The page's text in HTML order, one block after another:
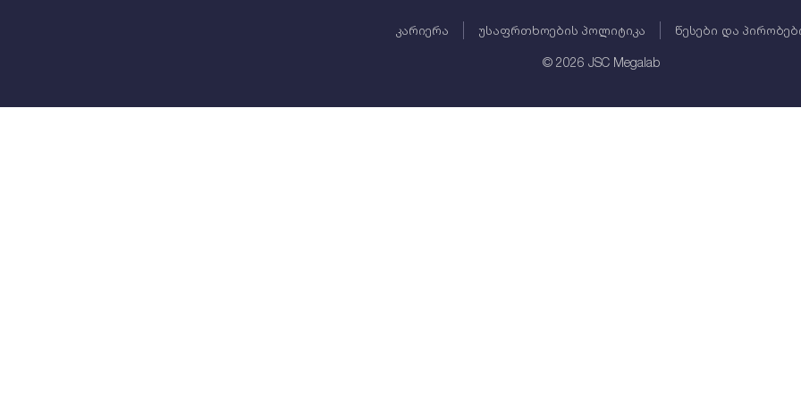
კარიერა უსაფრთხოების პოლიტიკა წესები და
© 2026 JSC Megalab